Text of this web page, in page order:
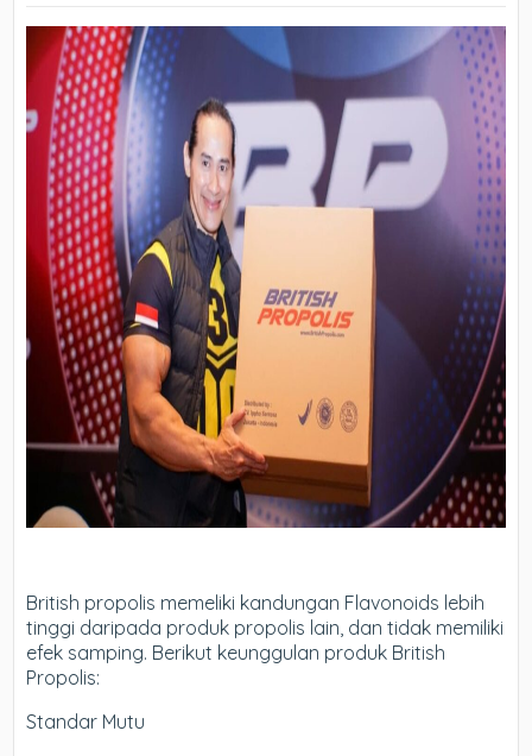
British propolis memeliki kandungan Flavonoids lebih
tinggi daripada produk propolis lain, dan tidak memiliki
efek samping. Berikut keunggulan produk British
Propolis:
Standar Mutu